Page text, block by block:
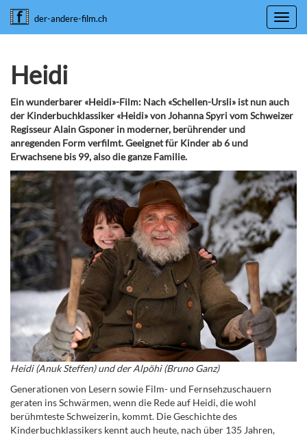
der-andere-film.ch
Heidi
Ein wunderbarer «Heidi»-Film: Nach «Schellen-Ursli» ist nun auch
der Kinderbuchklassiker «Heidi» von Johanna Spyri vom Schweizer
Regisseur Alain Gsponer in moderner, berührender und
anregenden Form verfilmt. Geeignet für Kinder ab 6 und
Erwachsene bis 99, also die ganze Familie.
Heidi (Anuk Steffen) und der Alpöhi (Bruno Ganz)
Generationen von Lesern sowie Film- und Fernsehzuschauern
geraten ins Schwärmen, wenn die Rede auf Heidi, die wohl
berühmteste Schweizerin, kommt. Die Geschichte des
Kinderbuchklassikers kennt auch heute, nach über 135 Jahren,